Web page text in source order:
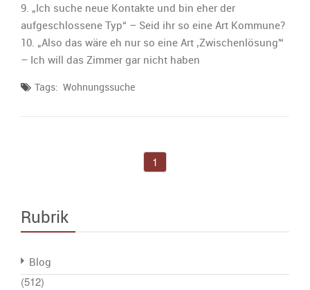
9. „Ich suche neue Kontakte und bin eher der
aufgeschlossene Typ“ – Seid ihr so eine Art Kommune?
10. „Also das wäre eh nur so eine Art ‚Zwischenlösung'“
– Ich will das Zimmer gar nicht haben
Tags: Wohnungssuche
1
Rubrik
Blog
(512)